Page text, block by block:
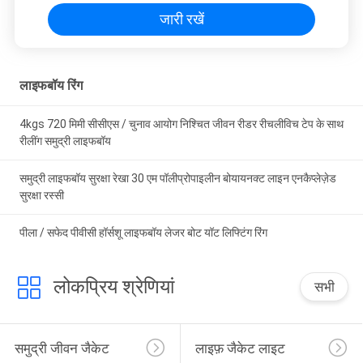
जारी रखें
लाइफबॉय रिंग
4kgs 720 मिमी सीसीएस / चुनाव आयोग निश्चित जीवन रीडर रीचलीविच टेप के साथ
रीलींग समुद्री लाइफबॉय
समुद्री लाइफबॉय सुरक्षा रेखा 30 एम पॉलीप्रोपाइलीन बोयायनक्ट लाइन एनकैप्लेज़ेड
सुरक्षा रस्सी
पीला / सफेद पीवीसी हॉर्सशू लाइफबॉय लेजर बोट यॉट लिफ्टिंग रिंग
लोकप्रिय श्रेणियां सभी
समुद्री जीवन जैकेट लाइफ़ जैकेट लाइट